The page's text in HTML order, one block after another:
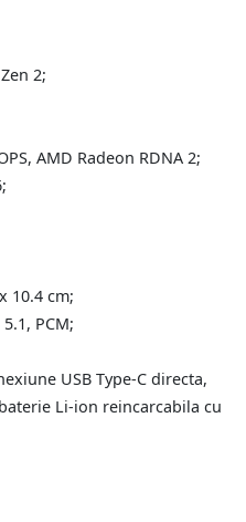
2;
AMD Radeon RDNA 2;
10.4 cm;
PCM;
USB Type-C directa,
Li-ion reincarcabila cu